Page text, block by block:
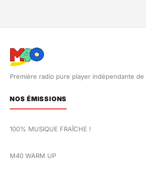
Première radio pure player indépendante de
NOS ÉMISSIONS
100% MUSIQUE FRAÎCHE !
M40 WARM UP